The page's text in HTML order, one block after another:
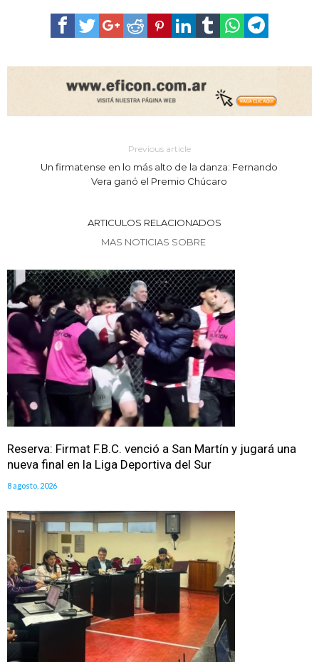
Previous article
Un firmatense en lo más alto de la danza: Fernando
Vera ganó el Premio Chúcaro
ARTICULOS RELACIONADOS
MAS NOTICIAS SOBRE
Reserva: Firmat F.B.C. venció a San Martín y jugará una
nueva final en la Liga Deportiva del Sur
8 agosto, 2026